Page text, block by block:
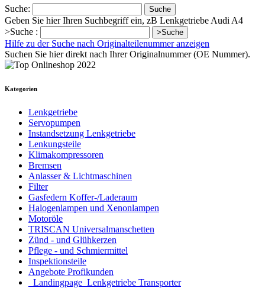
Suche: Suche
Geben Sie hier Ihren Suchbegriff ein, zB Lenkgetriebe Audi A4
>Suche :
>Suche
Hilfe zu der Suche nach Originalteilenummer anzeigen
Suchen Sie hier direkt nach Ihrer Originalnummer (OE Nummer).
Kategorien
Lenkgetriebe
Servopumpen
Instandsetzung Lenkgetriebe
Lenkungsteile
Klimakompressoren
Bremsen
Anlasser & Lichtmaschinen
Filter
Gasfedern Koffer-/Laderaum
Halogenlampen und Xenonlampen
Motoröle
TRISCAN Universalmanschetten
Zünd - und Glühkerzen
Pflege - und Schmiermittel
Inspektionsteile
Angebote Profikunden
_Landingpage_Lenkgetriebe Transporter